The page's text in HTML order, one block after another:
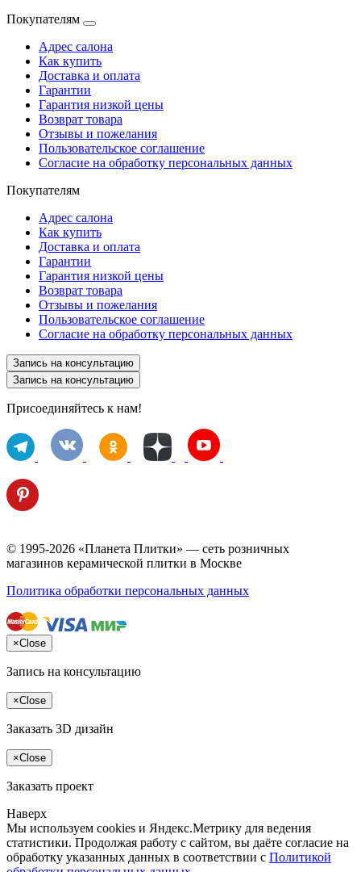
Покупателям
Адрес салона
Как купить
Доставка и оплата
Гарантии
Гарантия низкой цены
Возврат товара
Отзывы и пожелания
Пользовательское соглашение
Согласие на обработку персональных данных
Покупателям
Адрес салона
Как купить
Доставка и оплата
Гарантии
Гарантия низкой цены
Возврат товара
Отзывы и пожелания
Пользовательское соглашение
Согласие на обработку персональных данных
Запись на консультацию
Запись на консультацию
Присоединяйтесь к нам!
© 1995-2026 «Планета Плитки» — сеть розничных
магазинов керамической плитки в Москве
Политика обработки персональных данных
×Close
Запись на консультацию
×Close
Заказать 3D дизайн
×Close
Заказать проект
Наверх
Мы используем cookies и Яндекс.Метрику для ведения
статистики. Продолжая работу с сайтом, вы даёте согласие на
обработку указанных данных в соответствии с Политикой